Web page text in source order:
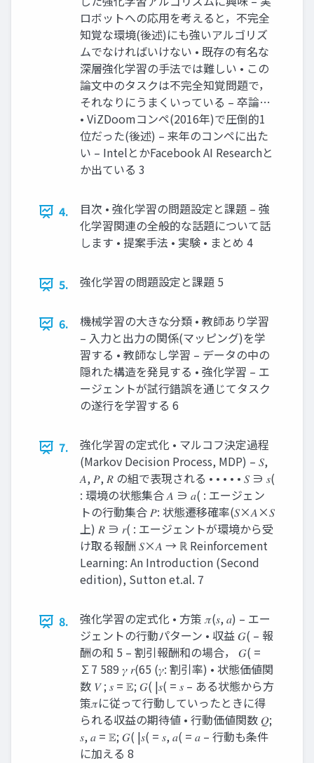
ロボットへの応⽤を考えると，不完全
知覚な環境(後述)にも強いアルゴリズ
ムでなければいけない • 既存の有名な
深層強化学習の⼿法では難しい • この
論⽂中のタスクは不完全知覚問題で，
それなりにうまくいっている – 卒論…
• ViZDoomコンペ(2016年)で圧倒的1
位だった(後述) – 来年のコンペに出た
い – IntelとかFacebook AI Researchと
か出ている 3
4.
⽬次 • 強化学習の問題設定と課題 – 強
化学習関連の全般的な話題について話
します • 提案⼿法 • 実験 • まとめ 4
5. 強化学習の問題設定と課題 5
6.
機械学習の⼤きな分類 • 教師あり学習
– ⼊⼒と出⼒の関係(マッピング)を学
習する • 教師なし学習 – データの中の
隠れた構造を発⾒する • 強化学習 – エ
ージェントが試⾏錯誤を通じてタスク
の遂⾏を学習する 6
7.
強化学習の定式化 • マルコフ決定過程
(Markov Decision Process, MDP) – 𝑆,
𝐴, 𝑃, 𝑅 の組で表現される • • • • • 𝑆 ∋ 𝑠(
: 環境の状態集合 𝐴 ∋ 𝑎( : エージェン
トの⾏動集合 𝑃: 状態遷移確率(𝑆×𝐴×𝑆
上) 𝑅 ∋ 𝑟( : エージェントが環境から受
け取る報酬 𝑆×𝐴 → ℝ Reinforcement
Learning: An Introduction (Second
edition), Sutton et.al. 7
8.
強化学習の定式化 • ⽅策 𝜋(𝑠, 𝑎) – エー
ジェントの⾏動パターン • 収益 𝐺( – 報
酬の和 5 – 割引報酬和の場合， 𝐺( =
∑7 589 𝛾 𝑟(65 (𝛾: 割引率) • 状態価値関
数 𝑉 ; 𝑠 = 𝔼; 𝐺( |𝑠( = 𝑠 – ある状態から⽅
策𝜋に従って⾏動していったときに得
られる収益の期待値 • ⾏動価値関数 𝑄;
𝑠, 𝑎 = 𝔼; 𝐺( |𝑠( = 𝑠, 𝑎( = 𝑎 – ⾏動も条件
に加える 8